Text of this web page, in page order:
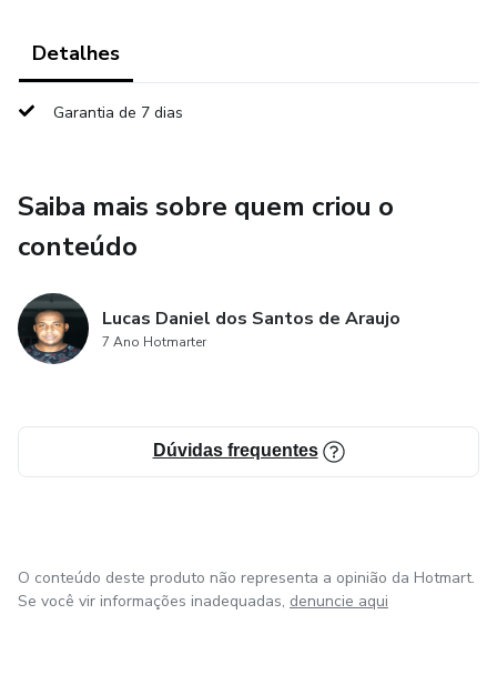
Detalhes
Garantia de 7 dias
Saiba mais sobre quem criou o
conteúdo
Lucas Daniel dos Santos de Araujo
7 Ano Hotmarter
Dúvidas frequentes
O conteúdo deste produto não representa a opinião da Hotmart.
Se você vir informações inadequadas, denuncie aqui